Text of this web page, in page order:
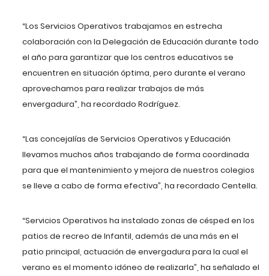
“Los Servicios Operativos trabajamos en estrecha
colaboración con la Delegación de Educación durante todo
el año para garantizar que los centros educativos se
encuentren en situación óptima, pero durante el verano
aprovechamos para realizar trabajos de más
envergadura”, ha recordado Rodríguez.
“Las concejalías de Servicios Operativos y Educación
llevamos muchos años trabajando de forma coordinada
para que el mantenimiento y mejora de nuestros colegios
se lleve a cabo de forma efectiva”, ha recordado Centella.
“Servicios Operativos ha instalado zonas de césped en los
patios de recreo de Infantil, además de una más en el
patio principal, actuación de envergadura para la cual el
verano es el momento idóneo de realizarla”, ha señalado el